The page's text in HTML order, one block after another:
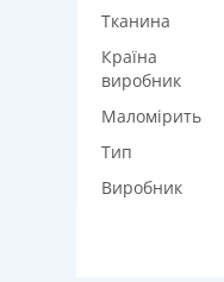
Тканина
Країна
виробник
Маломірить
Тип
Виробник